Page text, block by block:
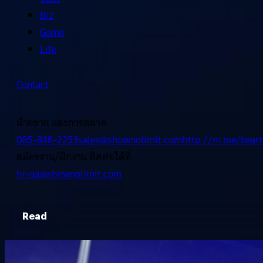
Biz
Game
Life
Contact
ฝ่ายขาย และการตลาด
085-848-2253sales@shownolimit.comhttp://m.me/
สมัครงาน/ฝึกงาน ติดต่อได้ที่
hr-ga@shownolimit.com
Read